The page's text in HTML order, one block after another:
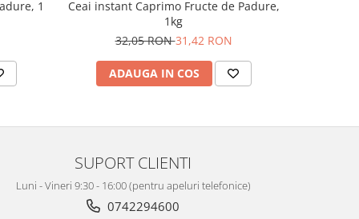
1
Ceai instant Caprimo Fructe de Padure,
1kg
32,05 RON31,42 RON
ADAUGA IN COS
SUPORT CLIENTI
Luni - Vineri 9:30 - 16:00 (pentru apeluri telefonice)
0742294600